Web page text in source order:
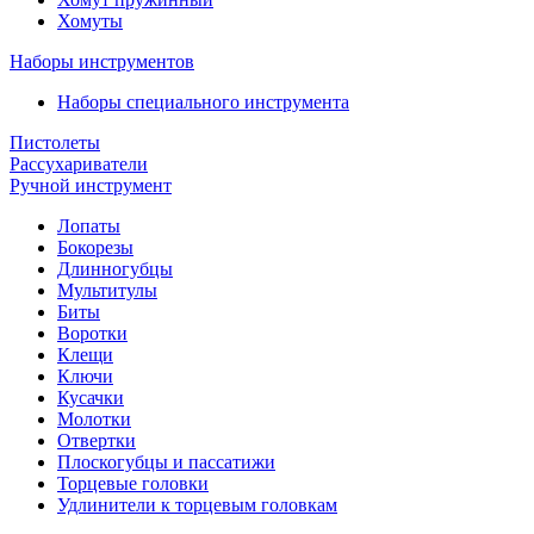
Хомуты
Наборы инструментов
Наборы специального инструмента
Пистолеты
Рассухариватели
Ручной инструмент
Лопаты
Бокорезы
Длинногубцы
Мультитулы
Биты
Воротки
Клещи
Ключи
Кусачки
Молотки
Отвертки
Плоскогубцы и пассатижи
Торцевые головки
Удлинители к торцевым головкам